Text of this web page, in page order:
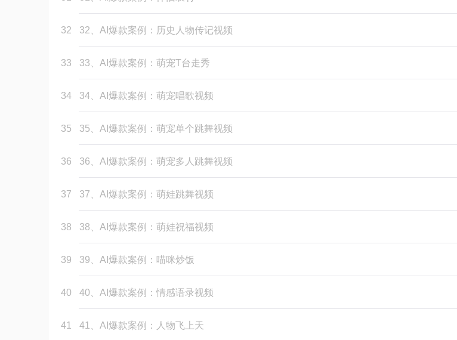
32 32、AI爆款案例：历史人物传记视频
33 33、AI爆款案例：萌宠T台走秀
34 34、AI爆款案例：萌宠唱歌视频
35 35、AI爆款案例：萌宠单个跳舞视频
36 36、AI爆款案例：萌宠多人跳舞视频
37 37、AI爆款案例：萌娃跳舞视频
38 38、AI爆款案例：萌娃祝福视频
39 39、AI爆款案例：喵咪炒饭
40 40、AI爆款案例：情感语录视频
41 41、AI爆款案例：人物飞上天